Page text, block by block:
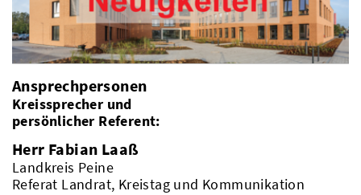
Ansprechpersonen
Kreissprecher und
persönlicher Referent:
Herr Fabian Laaß
Landkreis Peine
Referat Landrat, Kreistag und Kommunikation